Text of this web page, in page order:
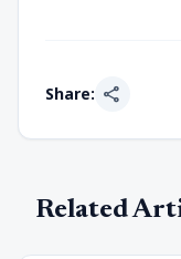
Share: share
Related